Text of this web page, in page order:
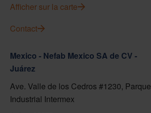
Afficher sur la carte
Contact
Mexico - Nefab Mexico SA de CV -
Juárez
Ave. Valle de los Cedros #1230, Parque
Industrial Intermex